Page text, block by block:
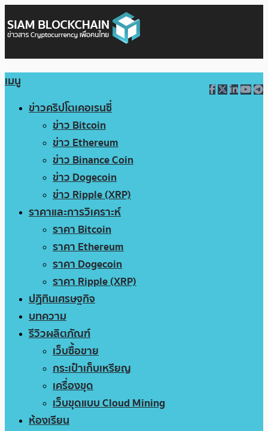
เมนู
ข่าวคริปโตเคอเรนซี่
ข่าว Bitcoin
ข่าว Ethereum
ข่าว Binance Coin
ข่าว Dogecoin
ข่าว Ripple (XRP)
ราคาและการวิเคราะห์
ราคา Bitcoin
ราคา Ethereum
ราคา Dogecoin
ราคา Ripple (XRP)
ปฏิทินเศรษฐกิจ
บทความ
รีวิวผลิตภัณฑ์
เว็บซื้อขาย
กระเป๋าเก็บเหรียญ
เครื่องขุด
เว็บขุดแบบ Cloud Mining
ห้องเรียน